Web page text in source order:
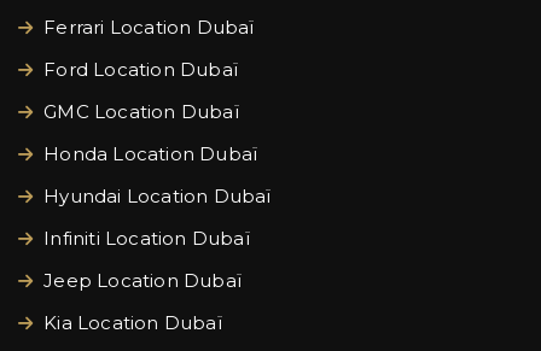
Ferrari Location Dubaï
Ford Location Dubaï
GMC Location Dubaï
Honda Location Dubaï
Hyundai Location Dubaï
Infiniti Location Dubaï
Jeep Location Dubaï
Kia Location Dubaï